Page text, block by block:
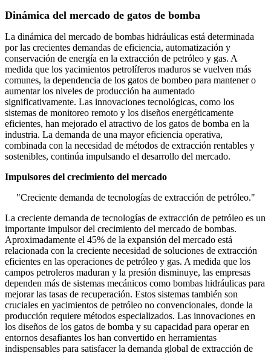
Dinámica del mercado de gatos de bomba
La dinámica del mercado de bombas hidráulicas está determinada
por las crecientes demandas de eficiencia, automatización y
conservación de energía en la extracción de petróleo y gas. A
medida que los yacimientos petrolíferos maduros se vuelven más
comunes, la dependencia de los gatos de bombeo para mantener o
aumentar los niveles de producción ha aumentado
significativamente. Las innovaciones tecnológicas, como los
sistemas de monitoreo remoto y los diseños energéticamente
eficientes, han mejorado el atractivo de los gatos de bomba en la
industria. La demanda de una mayor eficiencia operativa,
combinada con la necesidad de métodos de extracción rentables y
sostenibles, continúa impulsando el desarrollo del mercado.
Impulsores del crecimiento del mercado
"Creciente demanda de tecnologías de extracción de petróleo."
La creciente demanda de tecnologías de extracción de petróleo es un
importante impulsor del crecimiento del mercado de bombas.
Aproximadamente el 45% de la expansión del mercado está
relacionada con la creciente necesidad de soluciones de extracción
eficientes en las operaciones de petróleo y gas. A medida que los
campos petroleros maduran y la presión disminuye, las empresas
dependen más de sistemas mecánicos como bombas hidráulicas para
mejorar las tasas de recuperación. Estos sistemas también son
cruciales en yacimientos de petróleo no convencionales, donde la
producción requiere métodos especializados. Las innovaciones en
los diseños de los gatos de bomba y su capacidad para operar en
entornos desafiantes los han convertido en herramientas
indispensables para satisfacer la demanda global de extracción de